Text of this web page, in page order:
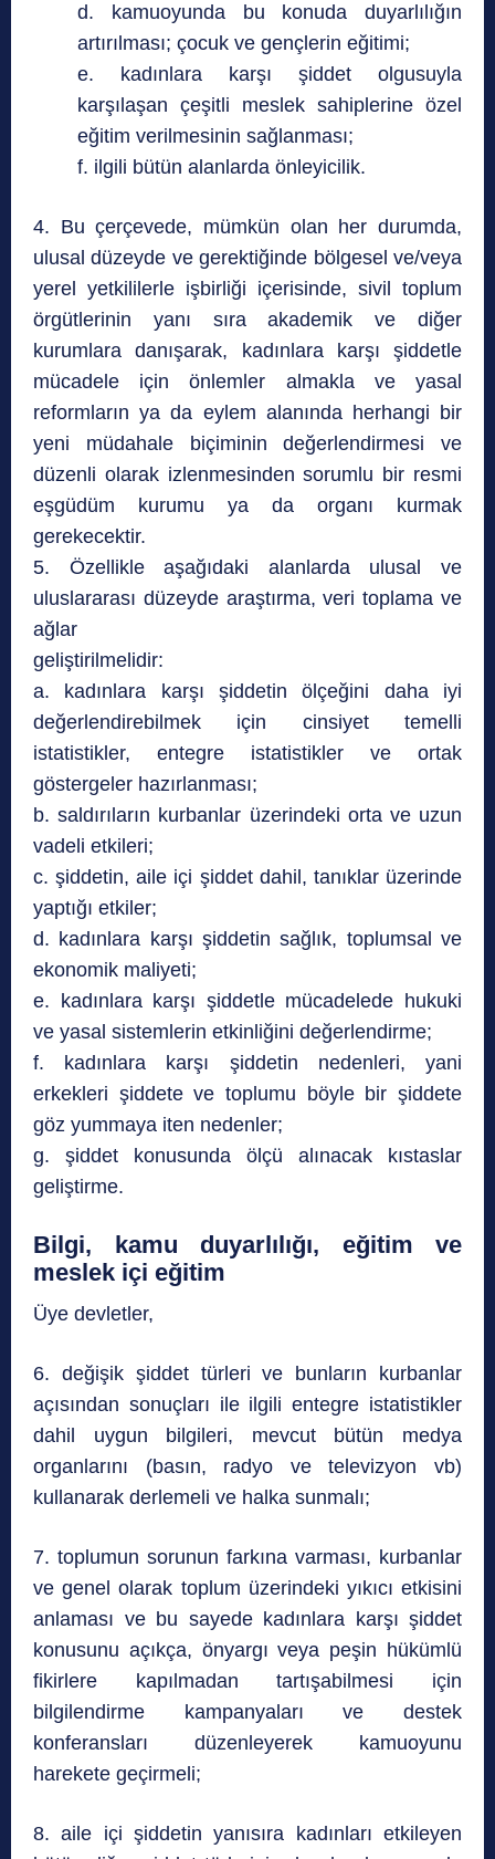
d. kamuoyunda bu konuda duyarlılığın
artırılması; çocuk ve gençlerin eğitimi;
e. kadınlara karşı şiddet olgusuyla
karşılaşan çeşitli meslek sahiplerine özel
eğitim verilmesinin sağlanması;
f. ilgili bütün alanlarda önleyicilik.
4. Bu çerçevede, mümkün olan her durumda,
ulusal düzeyde ve gerektiğinde bölgesel ve/veya
yerel yetkililerle işbirliği içerisinde, sivil toplum
örgütlerinin yanı sıra akademik ve diğer
kurumlara danışarak, kadınlara karşı şiddetle
mücadele için önlemler almakla ve yasal
reformların ya da eylem alanında herhangi bir
yeni müdahale biçiminin değerlendirmesi ve
düzenli olarak izlenmesinden sorumlu bir resmi
eşgüdüm kurumu ya da organı kurmak
gerekecektir.
5. Özellikle aşağıdaki alanlarda ulusal ve
uluslararası düzeyde araştırma, veri toplama ve
ağlar
geliştirilmelidir:
a. kadınlara karşı şiddetin ölçeğini daha iyi
değerlendirebilmek için cinsiyet temelli
istatistikler, entegre istatistikler ve ortak
göstergeler hazırlanması;
b. saldırıların kurbanlar üzerindeki orta ve uzun
vadeli etkileri;
c. şiddetin, aile içi şiddet dahil, tanıklar üzerinde
yaptığı etkiler;
d. kadınlara karşı şiddetin sağlık, toplumsal ve
ekonomik maliyeti;
e. kadınlara karşı şiddetle mücadelede hukuki
ve yasal sistemlerin etkinliğini değerlendirme;
f. kadınlara karşı şiddetin nedenleri, yani
erkekleri şiddete ve toplumu böyle bir şiddete
göz yummaya iten nedenler;
g. şiddet konusunda ölçü alınacak kıstaslar
geliştirme.
Bilgi, kamu duyarlılığı, eğitim ve
meslek içi eğitim
Üye devletler,
6. değişik şiddet türleri ve bunların kurbanlar
açısından sonuçları ile ilgili entegre istatistikler
dahil uygun bilgileri, mevcut bütün medya
organlarını (basın, radyo ve televizyon vb)
kullanarak derlemeli ve halka sunmalı;
7. toplumun sorunun farkına varması, kurbanlar
ve genel olarak toplum üzerindeki yıkıcı etkisini
anlaması ve bu sayede kadınlara karşı şiddet
konusunu açıkça, önyargı veya peşin hükümlü
fikirlere kapılmadan tartışabilmesi için
bilgilendirme kampanyaları ve destek
konferansları düzenleyerek kamuoyunu
harekete geçirmeli;
8. aile içi şiddetin yanısıra kadınları etkileyen